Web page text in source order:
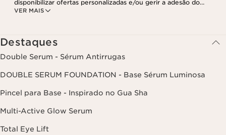
VER MAIS
disponibilizar ofertas personalizadas e/ou gerir a adesão do
utilizador ao nosso programa de fidelização e para criar o seu
as suas informações, assim como o direito de se opor e impedir o
respetivo processamento. Poderá exercer este direito,
contactando-nos. Para mais informações, consulte a nossa política
de privacidade, clicando aqui
Destaques
Double Serum - Sérum Antirrugas
DOUBLE SERUM FOUNDATION - Base Sérum Luminosa
Pincel para Base - Inspirado no Gua Sha
Multi-Active Glow Serum
Total Eye Lift